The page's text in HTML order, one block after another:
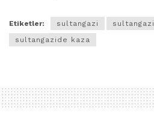
Etiketler: sultangazi
sultangazide kaza